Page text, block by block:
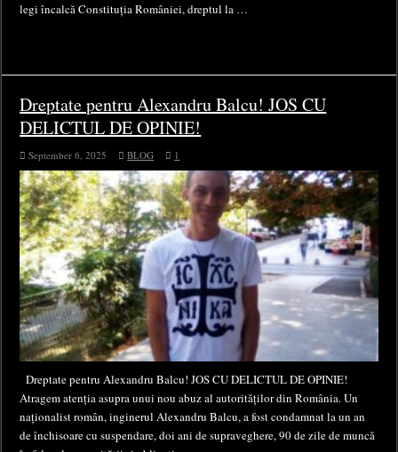
legi încalcă Constituția României, dreptul la …
Dreptate pentru Alexandru Balcu! JOS CU
DELICTUL DE OPINIE!
September 6, 2025 BLOG 1
Dreptate pentru Alexandru Balcu! JOS CU DELICTUL DE OPINIE!
Atragem atenția asupra unui nou abuz al autorităților din România. Un
naționalist român, inginerul Alexandru Balcu, a fost condamnat la un an
de închisoare cu suspendare, doi ani de supraveghere, 90 de zile de muncă